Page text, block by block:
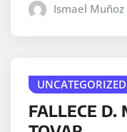
Ismael Muñoz
UNCATEGORIZED
FALLECE D.